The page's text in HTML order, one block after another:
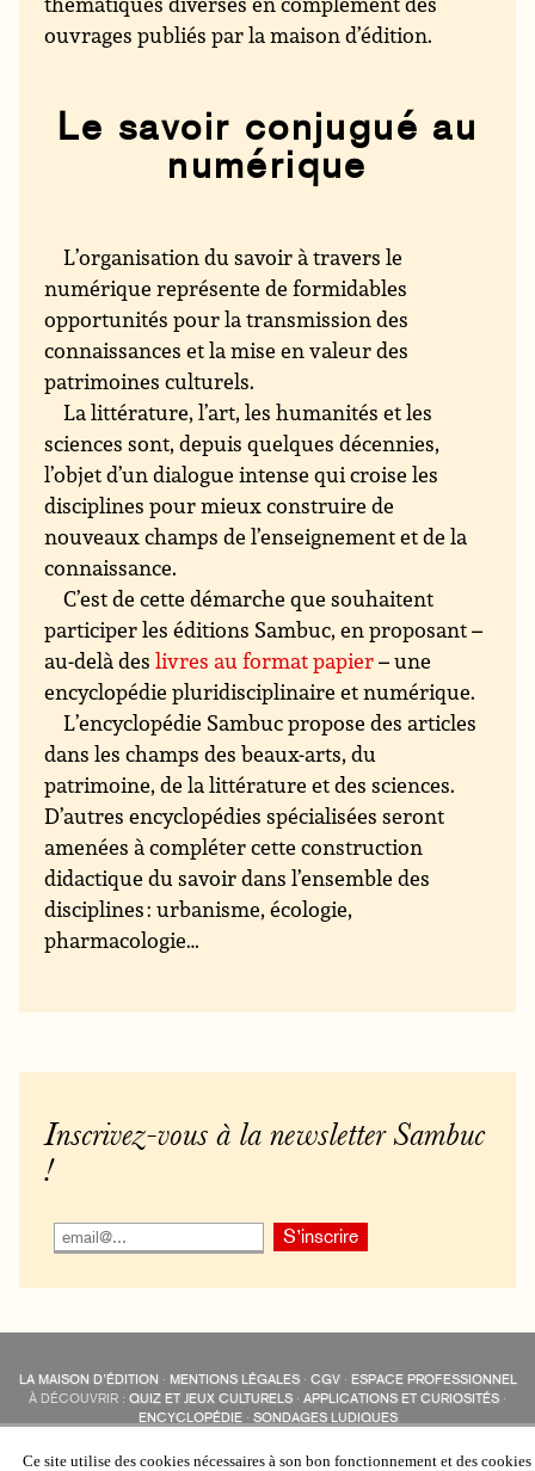
ouvrages publiés par la maison d’édition.
Le savoir conjugué au
numérique
L’organisation du savoir à travers le
numérique représente de formidables
opportunités pour la transmission des
connaissances et la mise en valeur des
patrimoines culturels.
La littérature, l’art, les humanités et les
sciences sont, depuis quelques décennies,
l’objet d’un dialogue intense qui croise les
disciplines pour mieux construire de
nouveaux champs de l’enseignement et de la
connaissance.
C’est de cette démarche que souhaitent
participer les éditions Sambuc, en proposant –
au-delà deslivres au format papier– une
encyclopédie pluridisciplinaire et numérique.
L’encyclopédie Sambuc propose des articles
dans les champs des beaux-arts, du
patrimoine, de la littérature et des sciences.
D’autres encyclopédies spécialisées seront
amenées à compléter cette construction
didactique du savoir dans l’ensemble des
disciplines : urbanisme, écologie,
pharmacologie…
Inscrivez-vous à la newsletter Sambuc
!
LA MAISON D’ÉDITION · MENTIONS LÉGALES· CGV· ESPACE PROFESSIONNEL
À DÉCOUVRIR : QUIZ ET JEUX CULTURELS · APPLICATIONS ET CURIOSITÉS ·
ENCYCLOPÉDIE· SONDAGES LUDIQUES
COLLECTIONS :SAMBUC·ÉDISOLUM·REVUE LITTÉRAIREL’EAU-FORTE
Ce site utilise des cookies nécessaires à son bon fonctionnement et des cookies